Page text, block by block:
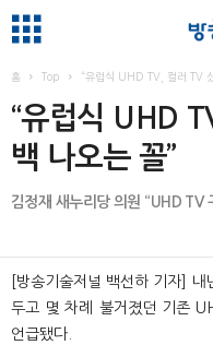
홈 Top “유럽식 UHD TV, 컬러 TV
“유럽식 UHD
백 나오는 꼴”
김정재 새누리당 의원 “UHD TV
[방송기술저널 백선하 기자]
두고 몇 차례 불거졌던 기존
언급됐다.